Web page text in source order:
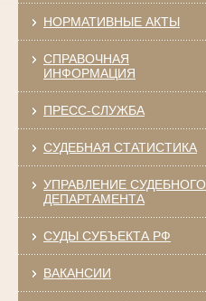
НОРМАТИВНЫЕ АКТЫ
СПРАВОЧНАЯ
ИНФОРМАЦИЯ
ПРЕСС-СЛУЖБА
СУДЕБНАЯ СТАТИСТИКА
УПРАВЛЕНИЕ СУДЕБНОГО
ДЕПАРТАМЕНТА
СУДЫ СУБЪЕКТА РФ
ВАКАНСИИ